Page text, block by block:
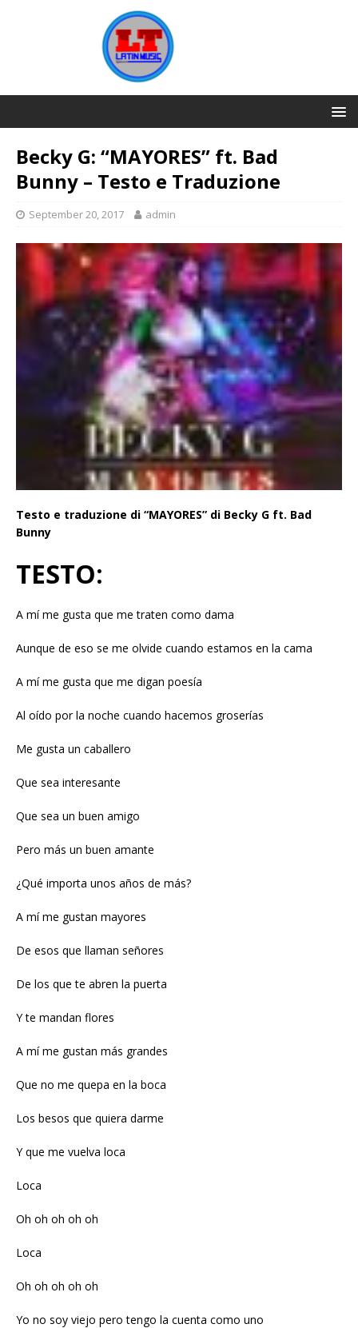
Becky G: “MAYORES” ft. Bad
Bunny – Testo e Traduzione
September 20, 2017 admin
Testo e traduzione di “MAYORES” di Becky G ft. Bad
Bunny
TESTO:
A mí me gusta que me traten como dama
Aunque de eso se me olvide cuando estamos en la cama
A mí me gusta que me digan poesía
Al oído por la noche cuando hacemos groserías
Me gusta un caballero
Que sea interesante
Que sea un buen amigo
Pero más un buen amante
¿Qué importa unos años de más?
A mí me gustan mayores
De esos que llaman señores
De los que te abren la puerta
Y te mandan flores
A mí me gustan más grandes
Que no me quepa en la boca
Los besos que quiera darme
Y que me vuelva loca
Loca
Oh oh oh oh oh
Loca
Oh oh oh oh oh
Yo no soy viejo pero tengo la cuenta como uno